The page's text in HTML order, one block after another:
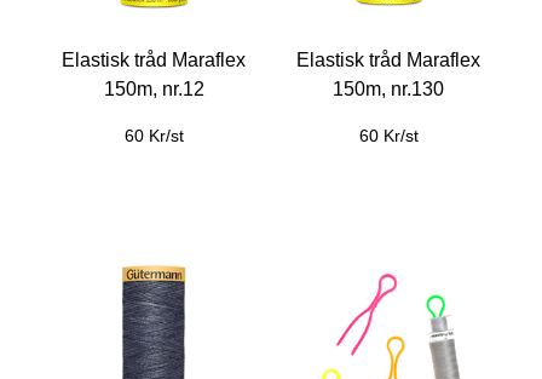
Elastisk tråd Maraflex
150m, nr.12
60 Kr/st
Elastisk tråd Maraflex
150m, nr.130
60 Kr/st